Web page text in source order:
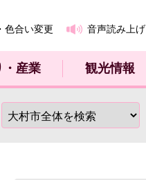
色合い変更 音声読み上げ
・産業 観光情報